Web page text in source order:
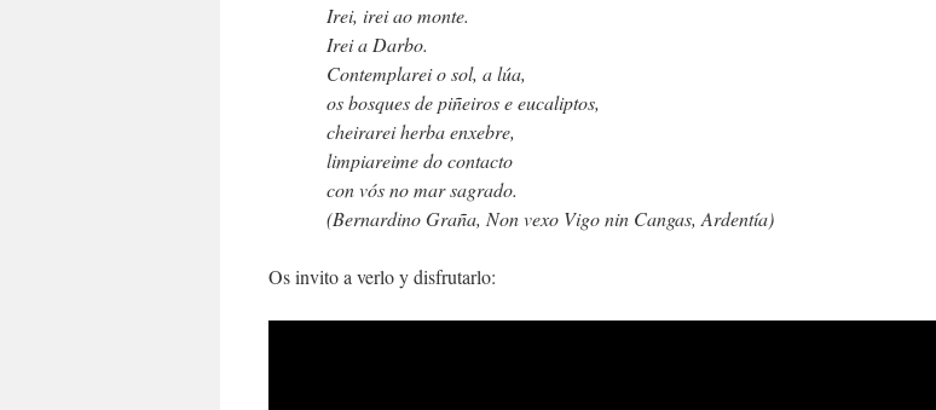
Irei, irei ao monte.
Irei a Darbo.
Contemplarei o sol, a lúa,
os bosques de piñeiros e eucaliptos,
cheirarei herba enxebre,
limpiareime do contacto
con vós no mar sagrado.
(Bernardino Graña, Non vexo Vigo nin Cangas, Ardentía)
Os invito a verlo y disfrutarlo: